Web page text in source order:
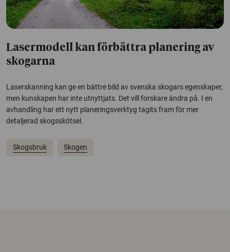
Lasermodell kan förbättra planering av
skogarna
Laserskanning kan ge en bättre bild av svenska skogars egenskaper,
men kunskapen har inte utnyttjats. Det vill forskare ändra på. I en
avhandling har ett nytt planeringsverktyg tagits fram för mer
detaljerad skogsskötsel.
Skogsbruk Skogen